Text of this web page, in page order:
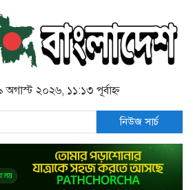
অগাস্ট ২০২৬, ১১:১৩ পূর্বাহ্ন
নিউজ সার্চ